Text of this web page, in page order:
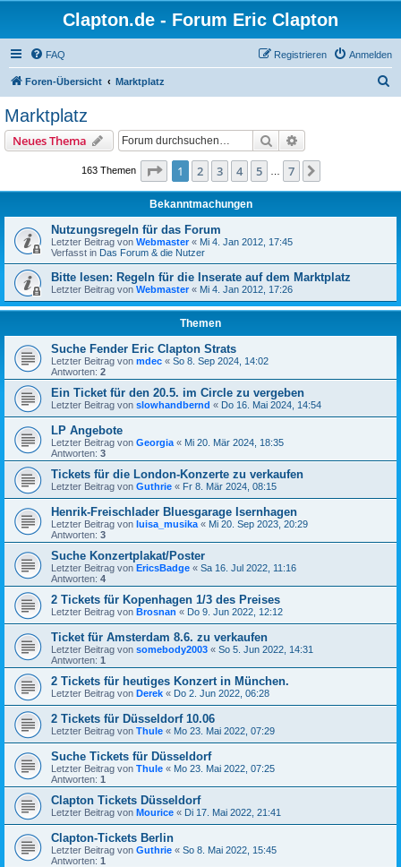
Clapton.de - Forum Eric Clapton
FAQ Anmelden
Registrieren
Foren-Übersicht Marktplatz
Marktplatz
Neues Thema Suche
163 Themen Seite 1von
1 2 3 4 5 7
Bekanntmachungen
Nutzungsregeln für das Forum
Letzter Beitrag von Webmaster« Mi 4. Jan 2012, 17:45
Verfasst in Das Forum & die Nutzer
Bitte lesen: Regeln für die Inserate auf dem Marktplatz
Letzter Beitrag von Webmaster « Mi 4. Jan 2012, 17:26
Themen
Suche Fender Eric Clapton Strats
Letzter Beitrag von mdec « So 8. Sep 2024, 14:02
Antworten: 2
Ein Ticket für den 20.5. im Circle zu vergeben
Letzter Beitrag von slowhandbernd « Do 16. Mai 2024, 14:54
LP Angebote
Letzter Beitrag von Georgia « Mi 20. Mär 2024, 18:35
Antworten: 3
Tickets für die London-Konzerte zu verkaufen
Letzter Beitrag von Guthrie « Fr 8. Mär 2024, 08:15
Henrik-Freischlader Bluesgarage Isernhagen
Letzter Beitrag von luisa_musika « Mi 20. Sep 2023, 20:29
Antworten: 3
Suche Konzertplakat/Poster
Letzter Beitrag von EricsBadge « Sa 16. Jul 2022, 11:16
Antworten: 4
2 Tickets für Kopenhagen 1/3 des Preises
Letzter Beitrag von Brosnan « Do 9. Jun 2022, 12:12
Ticket für Amsterdam 8.6. zu verkaufen
Letzter Beitrag von somebody2003 « So 5. Jun 2022, 14:31
Antworten: 1
2 Tickets für heutiges Konzert in München.
Letzter Beitrag von Derek « Do 2. Jun 2022, 06:28
2 Tickets für Düsseldorf 10.06
Letzter Beitrag von Thule « Mo 23. Mai 2022, 07:29
Suche Tickets für Düsseldorf
Letzter Beitrag von Thule « Mo 23. Mai 2022, 07:25
Antworten: 1
Clapton Tickets Düsseldorf
Letzter Beitrag von Mourice « Di 17. Mai 2022, 21:41
Clapton-Tickets Berlin
Letzter Beitrag von Guthrie « So 8. Mai 2022, 15:45
Antworten: 1